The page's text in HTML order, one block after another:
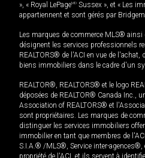
», « Royal LePageMD Sussex », et « Les
appartiennent et sont gérés par
Les marques de commerce MLS®
désignent les services professionnels
REALTORS® de l'ACI en vue de l'achat,
biens immobiliers dans le cadre d'un
REALTOR®, REALTORS® et le logo
déposées de REALTOR® Canada Inc.,
Association of REALTORS® et
sont propriétaires. Les marques de
distinguer les services immobiliers
immobilier en tant que membres de
S.I.A.® /MLS®, Service inter-